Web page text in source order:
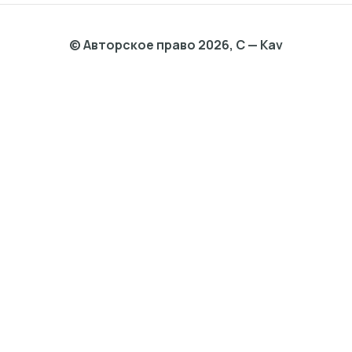
© Авторское право 2026, C — Kav